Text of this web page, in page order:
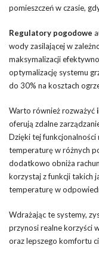
pomieszczeń w czasie,
Regulatory pogodowe
wody zasilającej w
maksymalizacji
optymalizację systemu
do 30% na kosztach
Warto również rozważyć
oferują zdalne
Dzięki tej
temperaturę w różnych
dodatkowo obniża
korzystaj z funkcji takich
temperaturę w
Wdrażając te systemy,
przynosi realne korzyści
oraz lepszego komfortu